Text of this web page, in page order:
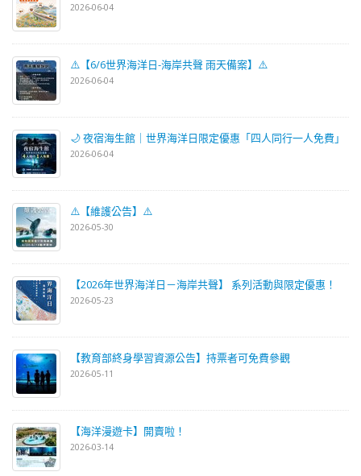
2026-06-04
⚠️【6/6世界海洋日-海岸共聲 雨天備案】⚠️
2026-06-04
🌙 夜宿海生館｜世界海洋日限定優惠「四人同行一人免費」
2026-06-04
⚠️【維護公告】⚠️
2026-05-30
【2026年世界海洋日－海岸共聲】 系列活動與限定優惠！
2026-05-23
【教育部終身學習資源公告】持票者可免費參觀
2026-05-11
【海洋漫遊卡】開賣啦！
2026-03-14